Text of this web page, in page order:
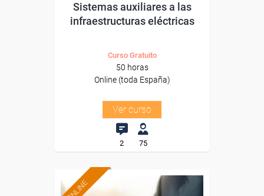
Sistemas auxiliares a las
infraestructuras eléctricas
Curso Gratuito
50 horas
Online (toda España)
Ver curso
2 75
ONLINE